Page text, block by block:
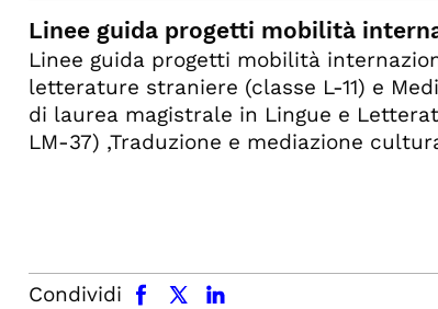
Linee guida progetti mobilità
Linee guida progetti mobilità
letterature straniere (classe L-11) e
di laurea magistrale in Lingue e
LM-37) ,Traduzione e mediazione
Condividi
facebook x.com linkedin